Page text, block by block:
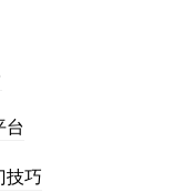
台
技巧